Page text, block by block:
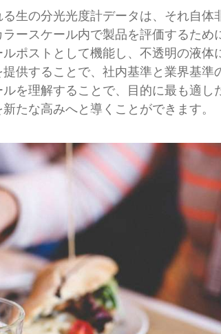
生の分光光度計データは、それ自体
ースケール内で製品を評価するため
ポストとして機能し、不透明の液体
供することで、社内基準と業界基準
を理解することで、目的に最も適し
たな高みへと導くことができます。